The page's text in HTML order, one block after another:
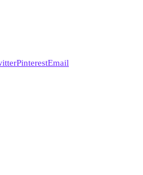
PinterestEmail